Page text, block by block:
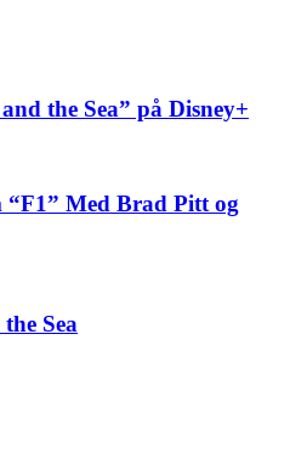
the Sea” på Disney+
Med Brad Pitt og
Sea